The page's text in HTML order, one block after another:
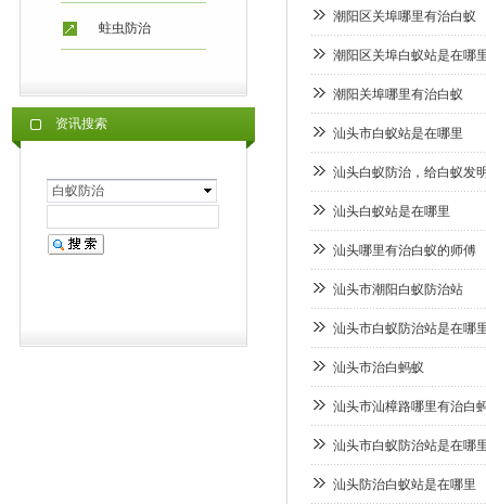
蛀虫防治
资讯搜索
白蚁防治
潮阳区关埠哪里有治白蚁
潮阳区关埠白蚁站是在哪
潮阳关埠哪里有治白蚁
汕头市白蚁站是在哪里
汕头白蚁防治，给白蚁发
汕头白蚁站是在哪里
汕头哪里有治白蚁的师傅
汕头市潮阳白蚁防治站
汕头市白蚁防治站是在哪
汕头市治白蚂蚁
汕头市汕樟路哪里有治白
汕头市白蚁防治站是在哪
汕头防治白蚁站是在哪里